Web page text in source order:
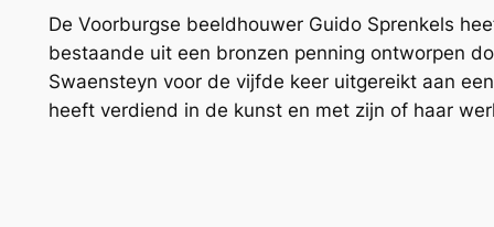
De Voorburgse beeldhouwer Guido Sprenkels
bestaande uit een bronzen penning ontworpen
Swaensteyn voor de vijfde keer uitgereikt aan
heeft verdiend in de kunst en met zijn of haar